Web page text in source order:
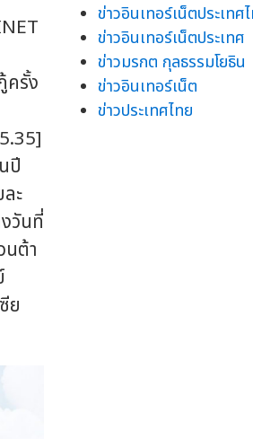
ครั้ง
ปี
ะ
วันที่
ต้า
ย
ข่าวอินเทอร์เน็ตประเทศ
ข่าวอินเทอร์เน็ตประเทศ
ข่าวมรกต กุลธรรมโยธิน
ข่าวอินเทอร์เน็ต
ข่าวประเทศไทย